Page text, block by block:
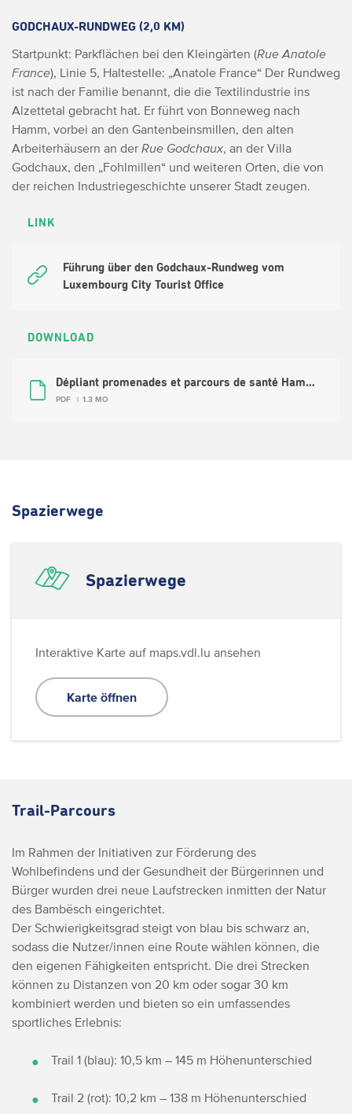
GODCHAUX-RUNDWEG (2,0 KM)
Startpunkt: Parkflächen bei den Kleingärten (Rue Anatole
France), Linie 5, Haltestelle: „Anatole France“ Der Rundweg
ist nach der Familie benannt, die die Textilindustrie ins
Alzettetal gebracht hat. Er führt von Bonneweg nach
Hamm, vorbei an den Gantenbeinsmillen, den alten
Arbeiterhäusern an der Rue Godchaux, an der Villa
Godchaux, den „Fohlmillen“ und weiteren Orten, die von
der reichen Industriegeschichte unserer Stadt zeugen.
LINK
Führung über den Godchaux-Rundweg vom
Luxembourg City Tourist Office
DOWNLOAD
Dépliant promenades et parcours de santé Hamm - Kockelscheuer (FR, DE)
PDF 1.3 MO
Spazierwege
Spazierwege
Interaktive Karte auf maps.vdl.lu ansehen
Karte öffnen
Trail-Parcours
Im Rahmen der Initiativen zur Förderung des
Wohlbefindens und der Gesundheit der Bürgerinnen und
Bürger wurden drei neue Laufstrecken inmitten der Natur
des Bambësch eingerichtet.
Der Schwierigkeitsgrad steigt von blau bis schwarz an,
sodass die Nutzer/innen eine Route wählen können, die
den eigenen Fähigkeiten entspricht. Die drei Strecken
können zu Distanzen von 20 km oder sogar 30 km
kombiniert werden und bieten so ein umfassendes
sportliches Erlebnis:
Trail 1 (blau): 10,5 km – 145 m Höhenunterschied
Trail 2 (rot): 10,2 km – 138 m Höhenunterschied